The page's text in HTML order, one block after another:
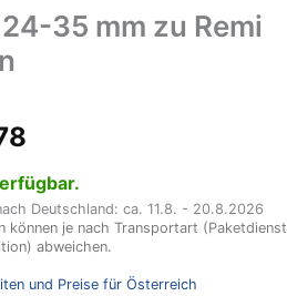
35 mm zu Remi
Deutschland: ca. 11.8. - 20.8.2026
können je nach Transportart (Paketdienst
abweichen.
und Preise für Österreich